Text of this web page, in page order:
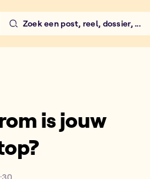
Zoek een post, reel, dossier, ...
is jouw